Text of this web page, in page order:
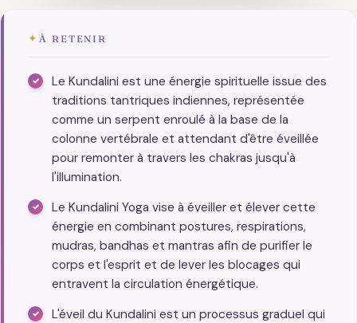
✦ À RETENIR
Le Kundalini est une énergie spirituelle issue des
traditions tantriques indiennes, représentée
comme un serpent enroulé à la base de la
colonne vertébrale et attendant d'être éveillée
pour remonter à travers les chakras jusqu'à
l'illumination.
Le Kundalini Yoga vise à éveiller et élever cette
énergie en combinant postures, respirations,
mudras, bandhas et mantras afin de purifier le
corps et l'esprit et de lever les blocages qui
entravent la circulation énergétique.
L'éveil du Kundalini est un processus graduel qui